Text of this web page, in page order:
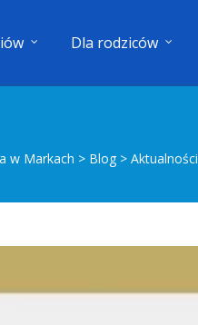
Dla rodziców
w Markach > Blog > Aktualności